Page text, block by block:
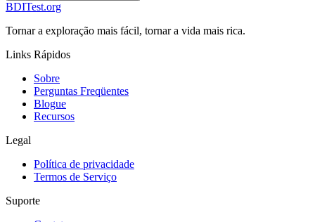
BDITest.org
Tornar a exploração mais fácil, tornar a vida mais rica.
Links Rápidos
Sobre
Perguntas Freqüentes
Blogue
Recursos
Legal
Política de privacidade
Termos de Serviço
Suporte